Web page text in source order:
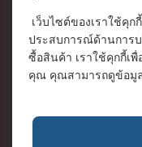
เกี่ยวกับ RS / About
RS ทั่วโลก / RS
Worldwide
บริษัทในเครือ RS /
เกี่ยวกับ RS / About
เว็บไซต์ของเราใช้คุ
ประสบการณ์ด้านการ
ซื้อสินค้า เราใช้คุกกี้เ
คุณ คุณสามารถดูข้อมู